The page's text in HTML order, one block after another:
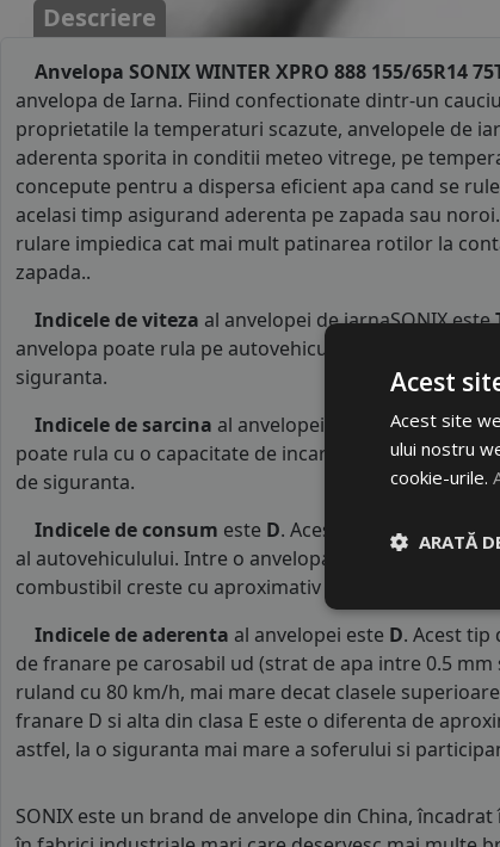
Descriere
Anvelopa SONIX WINTER XPRO 888 155/65R14
anvelopa de Iarna. Fiind confectionate dintr-un
proprietatile la temperaturi scazute, anvelopele de
aderenta sporita in conditii meteo vitrege, pe
concepute pentru a dispersa eficient apa cand se
acelasi timp asigurand aderenta pe zapada sau
rulare impiedica cat mai mult patinarea rotilor la
zapada..
Indicele de viteza al anvelopei de iarnaSONIX este
anvelopa poate rula pe autovehicule o viteza maxima
siguranta.
Indicele de sarcina al anvelopei este 75. Acest
poate rula cu o capacitate de incarcare maxima de
de siguranta.
Indicele de consum este D. Acest indice
al autovehiculului. Intre o anvelopa cu clasa B si o alta
combustibil creste cu aproximativ 1 litru la fiecare
Indicele de aderenta al anvelopei este D. Acest tip
de franare pe carosabil ud (strat de apa intre 0.5 mm
ruland cu 80 km/h, mai mare decat clasele
franare D si alta din clasa E este o diferenta de
astfel, la o siguranta mai mare a soferului si
SONIX este un brand de anvelope din China,
Acest
Acest site
ului nostru
cookie-urile.
ARATĂ